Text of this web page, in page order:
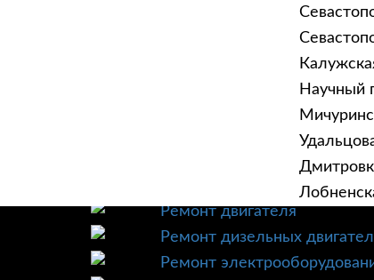
Научный
Техническое обслуживание
Ремонт трансмиссии
Ремонт двигателя
Ремонт дизельных
Ремонт